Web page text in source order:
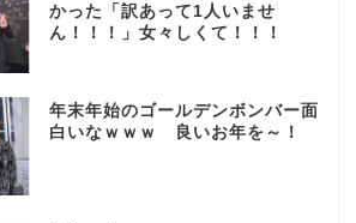
かった「訳あって1人いませ
ん！！！」女々しくて！！！
年末年始のゴールデンボンバー面
白いなｗｗｗ 良いお年を～！